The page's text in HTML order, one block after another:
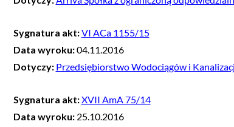
Sygnatura akt:VI ACa 1155/15
Data wyroku:04.11.2016
Dotyczy: Przedsiębiorstwo Wodociągów i
Sygnatura akt:XVII AmA 75/14
Data wyroku: 25.10.2016